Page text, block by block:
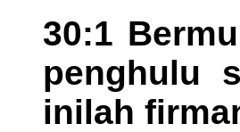
30:1
penghulu
inilah